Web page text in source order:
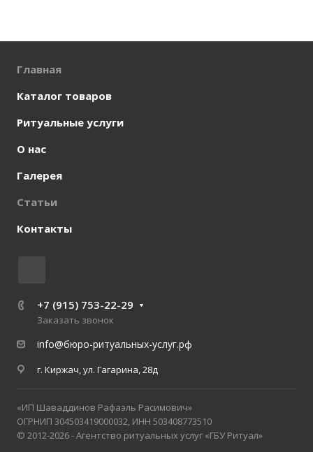
Главная
Каталог товаров
Ритуальные услуги
О нас
Галерея
Статьи
Контакты
+7 (915) 753-22-29
Заказать звонок
info@бюро-ритуальных-услуг.рф
г. Киржач, ул. Гагарина, 28д
«ИП Шаваддинов Рафаэль Расимович»
ОГРНИП 304503419000032, ИНН 503408773510
© 2012-2026 - Агентство ритуальных услуг «ГБУ Ритуал»